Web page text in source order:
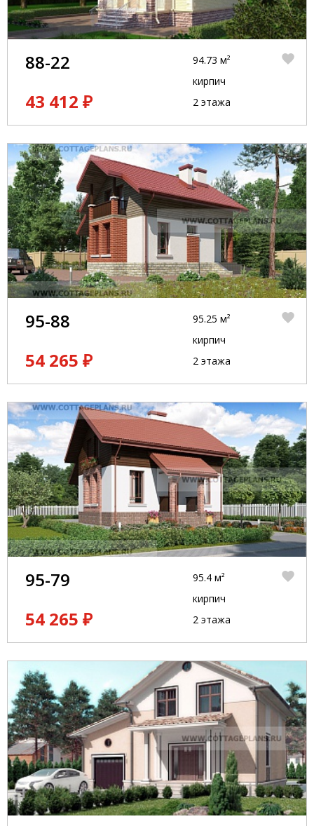
88-22
43 412 ₽
94.73 м²
кирпич
2 этажа
95-88
54 265 ₽
95.25 м²
кирпич
2 этажа
95-79
54 265 ₽
95.4 м²
кирпич
2 этажа